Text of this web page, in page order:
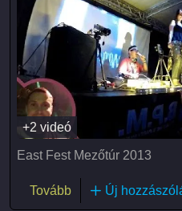
+2 videó
East Fest Mezőtúr 2013
Tovább(East Fest 2013)
Új